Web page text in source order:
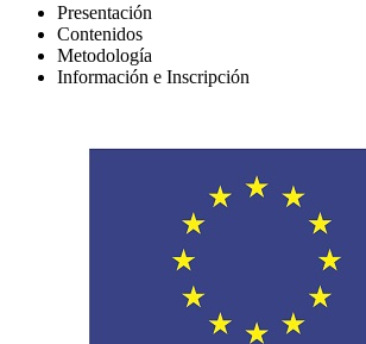
Presentación
Contenidos
Metodología
Información e Inscripción